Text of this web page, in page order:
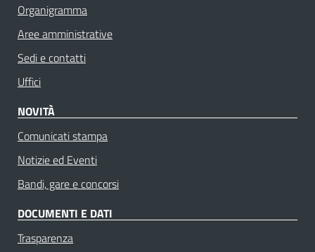
Organigramma
Aree amministrative
Sedi e contatti
Uffici
NOVITÀ
Comunicati stampa
Notizie ed Eventi
Bandi, gare e concorsi
DOCUMENTI E DATI
Trasparenza